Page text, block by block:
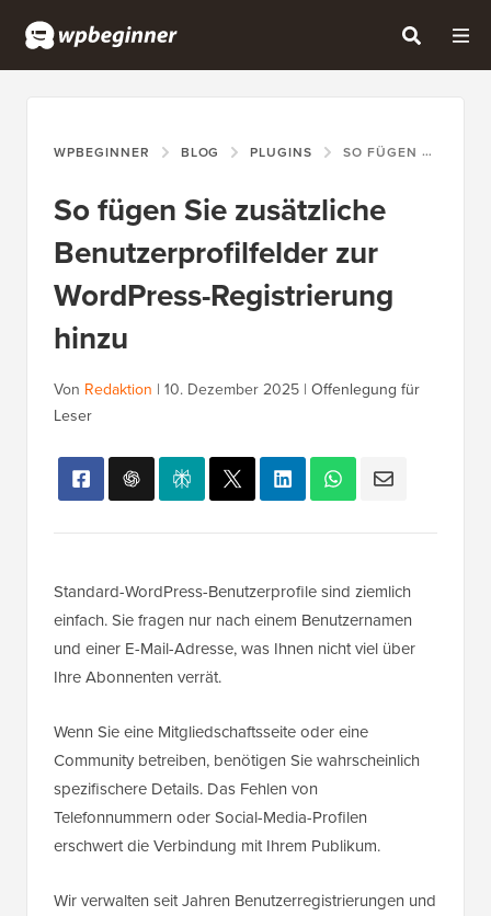
WPBEGINNER BLOG PLUGINS SO FÜGEN SIE ZUSÄTZLICHE BENUTZERPROFILFELDER ZUR WORDPRESS-REGISTRIERUNG HINZU
So fügen Sie zusätzliche
Benutzerprofilfelder zur
WordPress-Registrierung
hinzu
Von Redaktion | 10. Dezember 2025 | Offenlegung für
Leser
Standard-WordPress-Benutzerprofile sind ziemlich
einfach. Sie fragen nur nach einem Benutzernamen
und einer E-Mail-Adresse, was Ihnen nicht viel über
Ihre Abonnenten verrät.
Wenn Sie eine Mitgliedschaftsseite oder eine
Community betreiben, benötigen Sie wahrscheinlich
spezifischere Details. Das Fehlen von
Telefonnummern oder Social-Media-Profilen
erschwert die Verbindung mit Ihrem Publikum.
Wir verwalten seit Jahren Benutzerregistrierungen und